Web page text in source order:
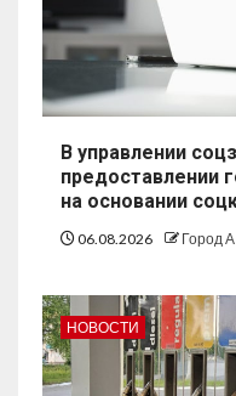
В управлении
предоставлении
на основании
06.08.2026 Город А
НОВОСТИ